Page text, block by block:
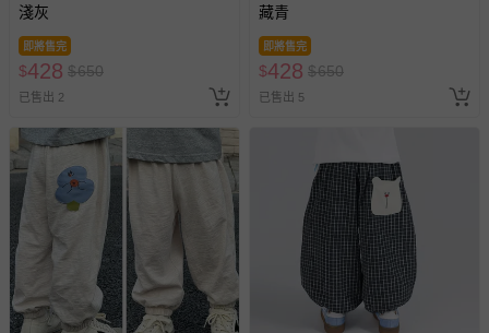
淺灰
即將售完
$428 $650
已售出 2
藏青
即將售完
$428 $650
已售出 5